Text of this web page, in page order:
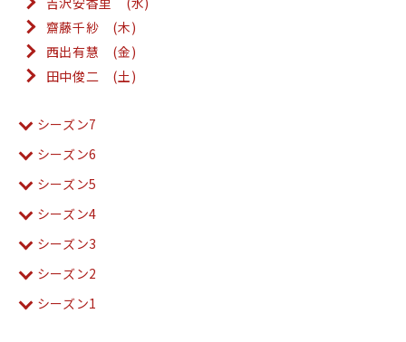
齋藤千紗 (木)
西出有慧 (金)
田中俊二 (土)
シーズン7
シーズン6
シーズン5
シーズン4
シーズン3
シーズン2
シーズン1